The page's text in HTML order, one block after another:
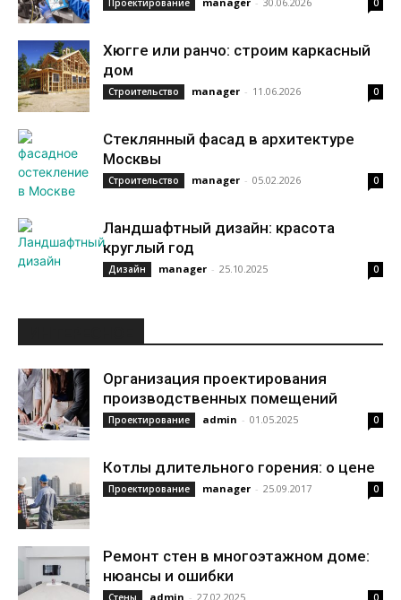
Проектирование 0
Хюгге или ранчо: строим каркасный
дом
Строительство manager - 11.06.2026 0
Стеклянный фасад в архитектуре
Москвы
Строительство manager - 05.02.2026 0
Ландшафтный дизайн: красота
круглый год
Дизайн manager - 25.10.2025 0
Организация проектирования
производственных помещений
Проектирование admin - 01.05.2025 0
Котлы длительного горения: о цене
Проектирование manager - 25.09.2017 0
Ремонт стен в многоэтажном доме:
нюансы и ошибки
Стены admin - 27.02.2025 0